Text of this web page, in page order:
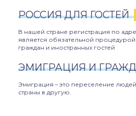
РОССИЯ ДЛЯ ГОСТЕЙ
В нашей стране регистрация по
является обязательной процедурой
граждан и иностранных гостей
ЭМИГРАЦИЯ И
Эмиграция – это переселение
страны в другую.